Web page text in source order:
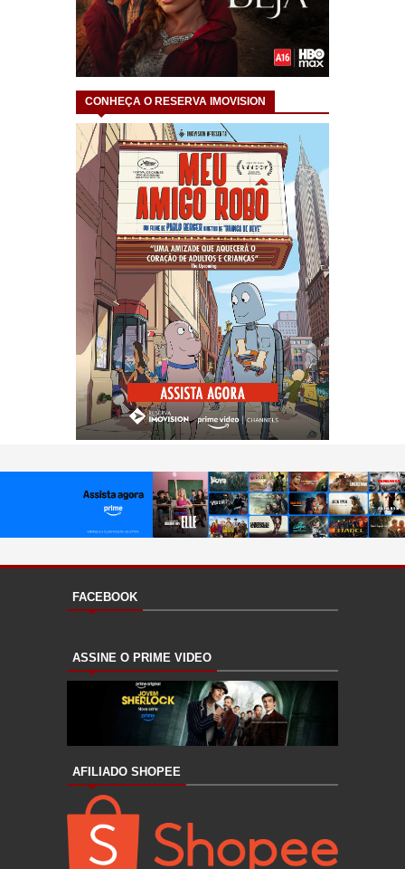
CONHEÇA O RESERVA IMOVISION
FACEBOOK
ASSINE O PRIME VIDEO
AFILIADO SHOPEE